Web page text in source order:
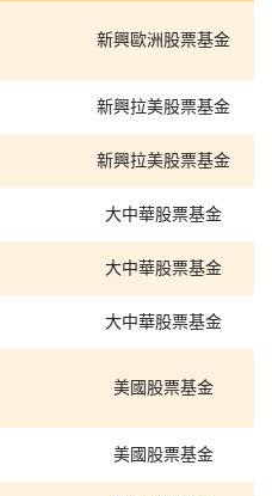
新興歐洲股票基金
新興拉美股票基金
新興拉美股票基金
大中華股票基金
大中華股票基金
大中華股票基金
美國股票基金
美國股票基金